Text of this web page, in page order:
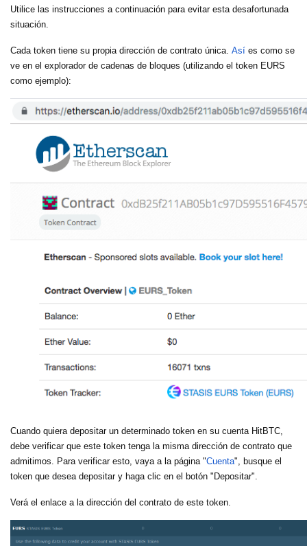
Utilice las instrucciones a continuación para evitar esta desafortunada
situación.
Cada token tiene su propia dirección de contrato única. Así es como se
ve en el explorador de cadenas de bloques (utilizando el token EURS
como ejemplo):
Cuando quiera depositar un determinado token en su cuenta HitBTC,
debe verificar que este token tenga la misma dirección de contrato que
admitimos. Para verificar esto, vaya a la página "Cuenta", busque el
token que desea depositar y haga clic en el botón "Depositar".
Verá el enlace a la dirección del contrato de este token.